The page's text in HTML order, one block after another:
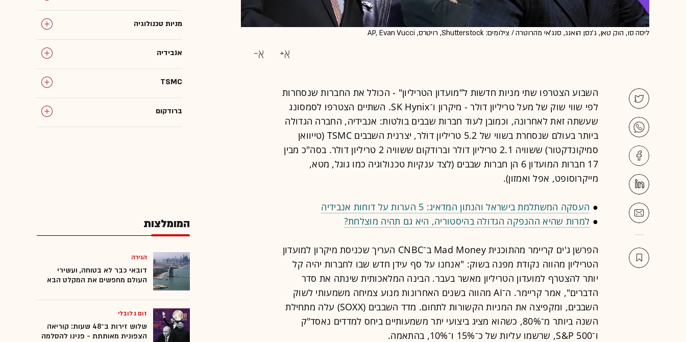
ליסה סו, הוק טאן, ג'נסן הואנג, סנג'אי מהרוטרה / צילומים: Shutterstock, רויטרס, AP, Evan Vucci
השבוע הצטרפו שתי מניות חדשות ל"מועדון הטריליון" - הכולל את החברות שנסחרות
לפי שווי שוק של מעל טריליון דולר - מיקרון ו־SK Hynix. השתיים הצטרפו לסמסונג
שעשתה זאת לאחרונה, וכמובן לעוד חברות שבבים בולטות: אנבידיה, החברה הגדולה
ביותר בעולם שנסחרת בשווי של 5.2 טריליון דולר, יצרנית השבבים TSMC (טייוואן
סמיקונדקטור) ששוויה 2.1 טריליון דולר וברודקום ששוויה 2 טריליון דולר. בסה"כ מבין
17 חברות המועדון 6 הן חברות שבבים (לצד ענקיות טכנולוגיה כמו גוגל, מטא,
מייקרוסופט, אפל ואמזון).
● העסקה המשתלמת בישראל והנתון המדאיג: 5 הערות על דוחות אנבידיה
● למרות שהיא ההנפקה הגדולה בהיסטוריה, היא גם תהיה מוצלחת?
הפרשן ג'ים קריימר מהתוכנית Mad Money ב־CNBC העריך שכניסת מיקרון למועדון
הטריליון מהווה נקודת מפנה בשוק: "אנחנו על סף עידן חדש שבו לחברות יהיה קל
יותר להצטרף למועדון הטריליון מאשר בעבר. הבינה המלאכותית שינתה את סדר
הדברים", אמר קריימר. ה־AI מהווה בשנים האחרונות מנוע צמיחה משמעותי לשוק
השבבים, ומקפיצה את המניות הקשורות לתחום. מדד השבבים (SOXX) עלה מתחילת
השנה ביותר מ־80%, כשהוא מציג ביצועי יתר משמעותיים ביחס למדדים נאסד"ק
ו־S&P 500, שרשמו עליות של כ־15% ו־10%, בהתאמה.
מניות טכנולוגיה
אנבידיה
TSMC
ברודקום
בינה מלאכותית
תעודות סל
שבבים
המומלצות
המומלצות
הגירה
דובאי כבר לא בטוחה, ועשירי
העולם מחפשים את המקלט הבא
זום גלובלי
שלוש זירות ב־48 שעות: קוריאה
הצפונית מאותתת - פנינו להסלמה